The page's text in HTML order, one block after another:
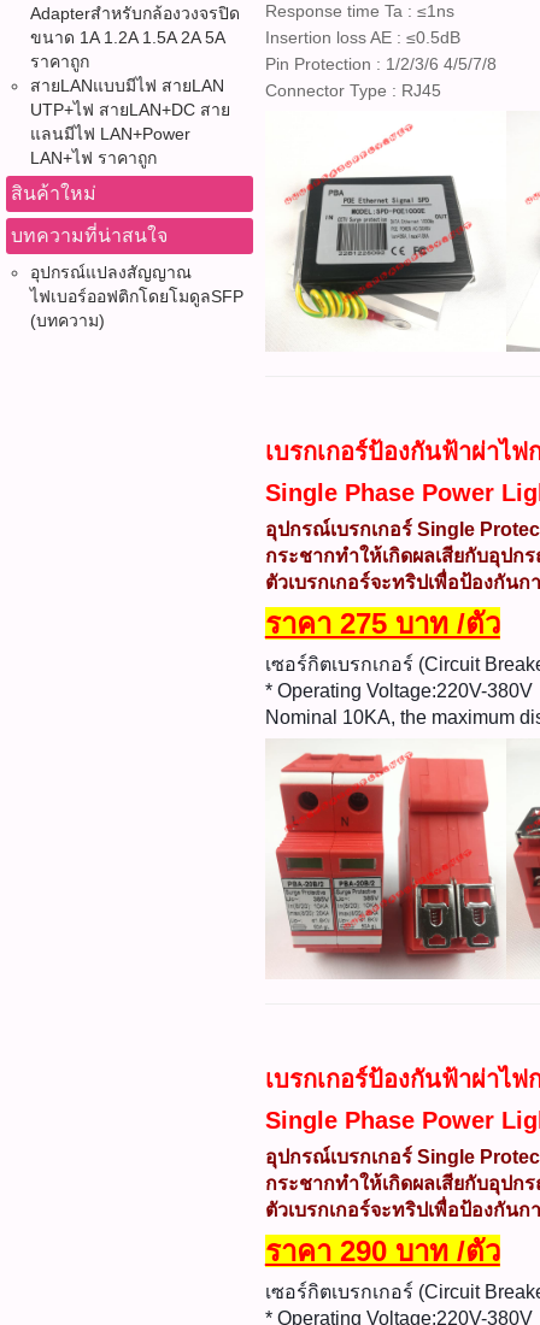
Adapterสำหรับกล้องวงจรปิด
ขนาด 1A 1.2A 1.5A 2A 5A
ราคาถูก
สายLANแบบมีไฟ สายLAN
UTP+ไฟ สายLAN+DC สาย
แลนมีไฟ LAN+Power
LAN+ไฟ ราคาถูก
สินค้าใหม่
บทความที่น่าสนใจ
อุปกรณ์แปลงสัญญาณ
ไฟเบอร์ออฟติก​โดยโมดูลSFP
(บทความ)
Response time Ta : ≤1ns
Insertion loss AE : ≤0.5dB
Pin Protection : 1/2/3/6 4/5/7/8
Connector Type : RJ45
เบรกเกอร์ป้องกันฟ้าผ่าไฟ
Single Phase Power
อุปกรณ์เบรกเกอร์ Single
กระชากทำให้เกิดผลเสียกับอุปก
ตัวเบรกเกอร์จะทริปเพื่อป้องกัน
ราคา 275 บาท /ตัว
เซอร์กิตเบรกเกอร์ (Circuit
* Operating Voltage:220V-380V
Nominal 10KA, the maximum
เบรกเกอร์ป้องกันฟ้าผ่าไฟ
Single Phase Power
อุปกรณ์เบรกเกอร์ Single
กระชากทำให้เกิดผลเสียกับอุปก
ตัวเบรกเกอร์จะทริปเพื่อป้องกัน
ราคา 290 บาท /ตัว
เซอร์กิตเบรกเกอร์ (Circuit
* Operating Voltage:220V-380V